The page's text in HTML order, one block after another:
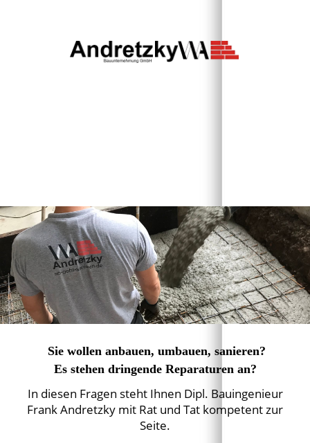
Sie wollen anbauen, umbauen, sanieren?
Es stehen dringende Reparaturen an?
In diesen Fragen steht Ihnen Dipl. Bauingenieur
Frank Andretzky mit Rat und Tat kompetent zur
Seite.